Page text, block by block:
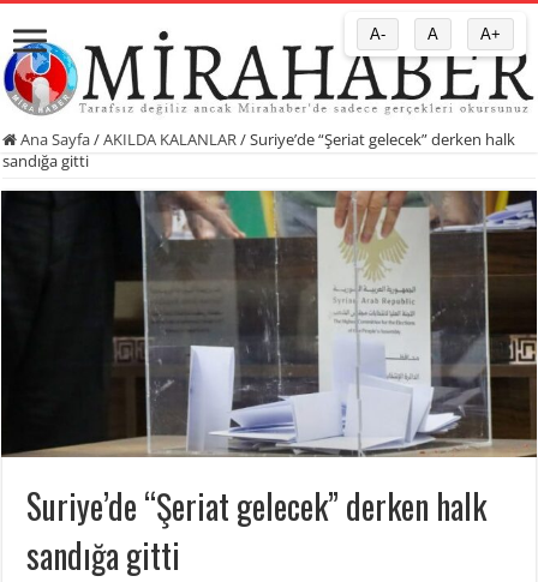
Ana Sayfa/AKILDA KALANLAR /Suriye’de “Şeriat gelecek” derken halk
sandığa gitti
Suriye’de “Şeriat gelecek” derken halk
sandığa gitti
A- A A+